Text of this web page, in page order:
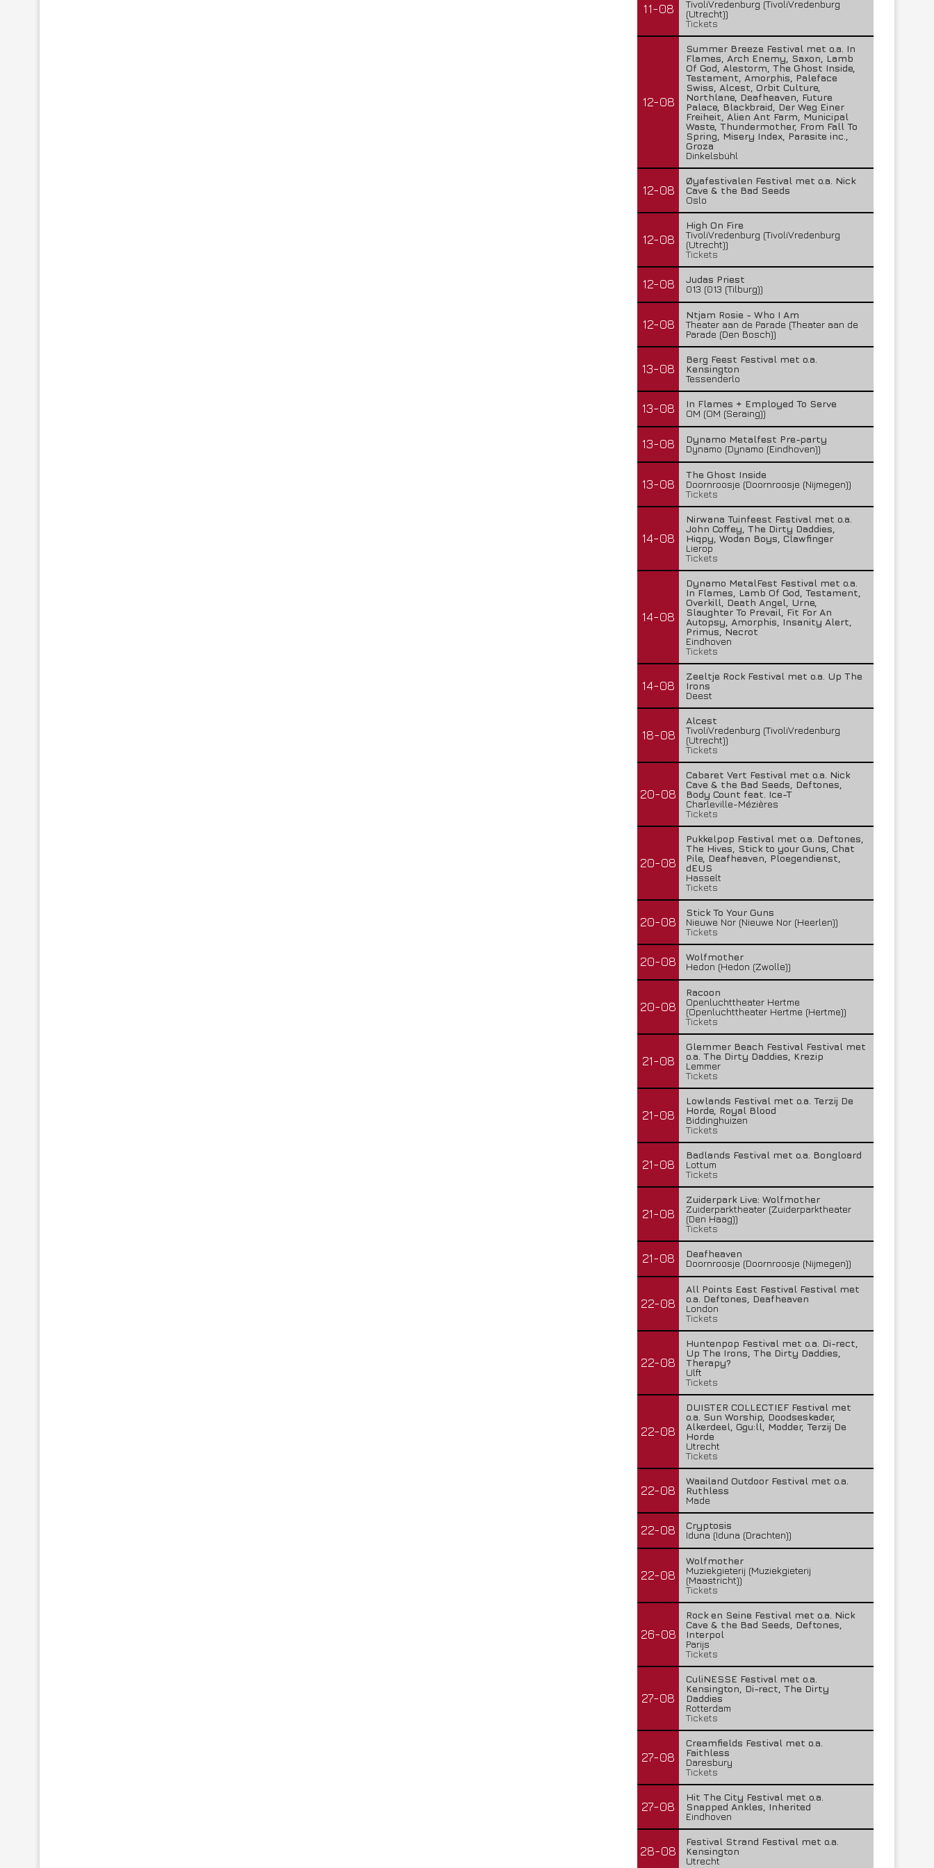
11-08
TivoliVredenburg (TivoliVredenburg
(Utrecht))
Tickets
12-08
Summer Breeze Festival met o.a. In
Flames, Arch Enemy, Saxon, Lamb
Of God, Alestorm, The Ghost Inside,
Testament, Amorphis, Paleface
Swiss, Alcest, Orbit Culture,
Northlane, Deafheaven, Future
Palace, Blackbraid, Der Weg Einer
Freiheit, Alien Ant Farm, Municipal
Waste, Thundermother, From Fall To
Spring, Misery Index, Parasite inc.,
Groza
Dinkelsbühl
12-08
Øyafestivalen Festival met o.a. Nick
Cave & the Bad Seeds
Oslo
12-08
High On Fire
TivoliVredenburg (TivoliVredenburg
(Utrecht))
Tickets
12-08
Judas Priest
013 (013 (Tilburg))
12-08
Ntjam Rosie - Who I Am
Theater aan de Parade (Theater aan de
Parade (Den Bosch))
13-08
Berg Feest Festival met o.a.
Kensington
Tessenderlo
13-08
In Flames + Employed To Serve
OM (OM (Seraing))
13-08
Dynamo Metalfest Pre-party
Dynamo (Dynamo (Eindhoven))
13-08
The Ghost Inside
Doornroosje (Doornroosje (Nijmegen))
Tickets
14-08
Nirwana Tuinfeest Festival met o.a.
John Coffey, The Dirty Daddies,
Hiqpy, Wodan Boys, Clawfinger
Lierop
Tickets
14-08
Dynamo MetalFest Festival met o.a.
In Flames, Lamb Of God, Testament,
Overkill, Death Angel, Urne,
Slaughter To Prevail, Fit For An
Autopsy, Amorphis, Insanity Alert,
Primus, Necrot
Eindhoven
Tickets
14-08
Zeeltje Rock Festival met o.a. Up The
Irons
Deest
18-08
Alcest
TivoliVredenburg (TivoliVredenburg
(Utrecht))
Tickets
20-08
Cabaret Vert Festival met o.a. Nick
Cave & the Bad Seeds, Deftones,
Body Count feat. Ice-T
Charleville-Mézières
Tickets
20-08
Pukkelpop Festival met o.a. Deftones,
The Hives, Stick to your Guns, Chat
Pile, Deafheaven, Ploegendienst,
dEUS
Hasselt
Tickets
20-08
Stick To Your Guns
Nieuwe Nor (Nieuwe Nor (Heerlen))
Tickets
20-08
Wolfmother
Hedon (Hedon (Zwolle))
20-08
Racoon
Openluchttheater Hertme
(Openluchttheater Hertme (Hertme))
Tickets
21-08
Glemmer Beach Festival Festival met
o.a. The Dirty Daddies, Krezip
Lemmer
Tickets
21-08
Lowlands Festival met o.a. Terzij De
Horde, Royal Blood
Biddinghuizen
Tickets
21-08
Badlands Festival met o.a. Bongloard
Lottum
Tickets
21-08
Zuiderpark Live: Wolfmother
Zuiderparktheater (Zuiderparktheater
(Den Haag))
Tickets
21-08
Deafheaven
Doornroosje (Doornroosje (Nijmegen))
22-08
All Points East Festival Festival met
o.a. Deftones, Deafheaven
London
Tickets
22-08
Huntenpop Festival met o.a. Di-rect,
Up The Irons, The Dirty Daddies,
Therapy?
Ulft
Tickets
22-08
DUISTER COLLECTIEF Festival met
o.a. Sun Worship, Doodseskader,
Alkerdeel, Ggu:ll, Modder, Terzij De
Horde
Utrecht
Tickets
22-08
Waailand Outdoor Festival met o.a.
Ruthless
Made
22-08
Cryptosis
Iduna (Iduna (Drachten))
22-08
Wolfmother
Muziekgieterij (Muziekgieterij
(Maastricht))
Tickets
26-08
Rock en Seine Festival met o.a. Nick
Cave & the Bad Seeds, Deftones,
Interpol
Parijs
Tickets
27-08
CuliNESSE Festival met o.a.
Kensington, Di-rect, The Dirty
Daddies
Rotterdam
Tickets
27-08
Creamfields Festival met o.a.
Faithless
Daresbury
Tickets
27-08
Hit The City Festival met o.a.
Snapped Ankles, Inherited
Eindhoven
28-08
Festival Strand Festival met o.a.
Kensington
Utrecht